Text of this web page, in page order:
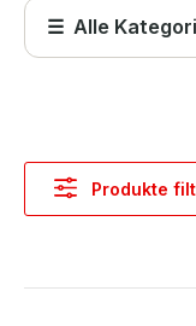
☰ Alle
Produkte
Abdeckungen
Produkte